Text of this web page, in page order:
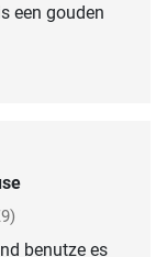
een gouden
benutze es